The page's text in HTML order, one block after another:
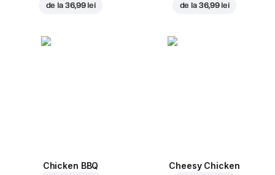
de la 36,99 lei de la 36,99 lei
Chicken BBQ Cheesy Chicken